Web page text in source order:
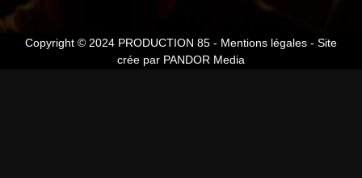
Copyright © 2024 PRODUCTION 85 - Mentions légales - Site
crée par PANDOR Media